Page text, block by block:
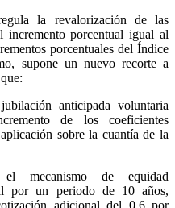
la revalorización de las
incremento porcentual igual al
porcentuales del Índice
supone un nuevo recorte a
anticipada voluntaria
de los coeficientes
sobre la cuantía de la
mecanismo de equidad
por un periodo de 10 años,
adicional del 0,6 por